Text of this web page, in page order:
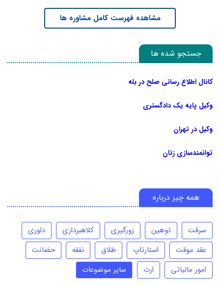
مشاهده فهرست کامل مشاوره ها
جستجو شده ها
کانال اطلاع رسانی صلح در بله
وکیل پایه یک دادگستری
وکیل در تهران
توانمندسازی زنان
همه چیز درباره
سرقت توهین زورگیری کلاهبرداری
داوری
عقد موقت
استارتاپ طلاق نفقه
حضانت
امور مالیاتی
ارث سایر موضوعات